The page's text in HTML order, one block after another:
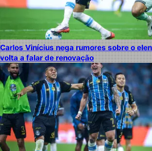
Carlos Vinícius nega rumores sobre o
volta a falar de renovação